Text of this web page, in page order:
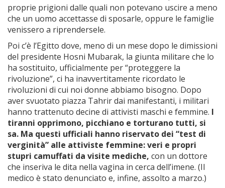
proprie prigioni dalle quali non potevano uscire a meno
che un uomo accettasse di sposarle, oppure le famiglie
venissero a riprendersele.
Poi c’è l’Egitto dove, meno di un mese dopo le dimissioni
del presidente Hosni Mubarak, la giunta militare che lo
ha sostituito, ufficialmente per “proteggere la
rivoluzione”, ci ha inavvertitamente ricordato le
rivoluzioni di cui noi donne abbiamo bisogno. Dopo
aver svuotato piazza Tahrir dai manifestanti, i militari
hanno trattenuto decine di attivisti maschi e femmine. I
tiranni opprimono, picchiano e torturano tutti, si
sa. Ma questi ufficiali hanno riservato dei “test di
verginità” alle attiviste femmine: veri e propri
stupri camuffati da visite mediche, con un dottore
che inseriva le dita nella vagina in cerca dell’imene. (Il
medico è stato denunciato e, infine, assolto a marzo.)